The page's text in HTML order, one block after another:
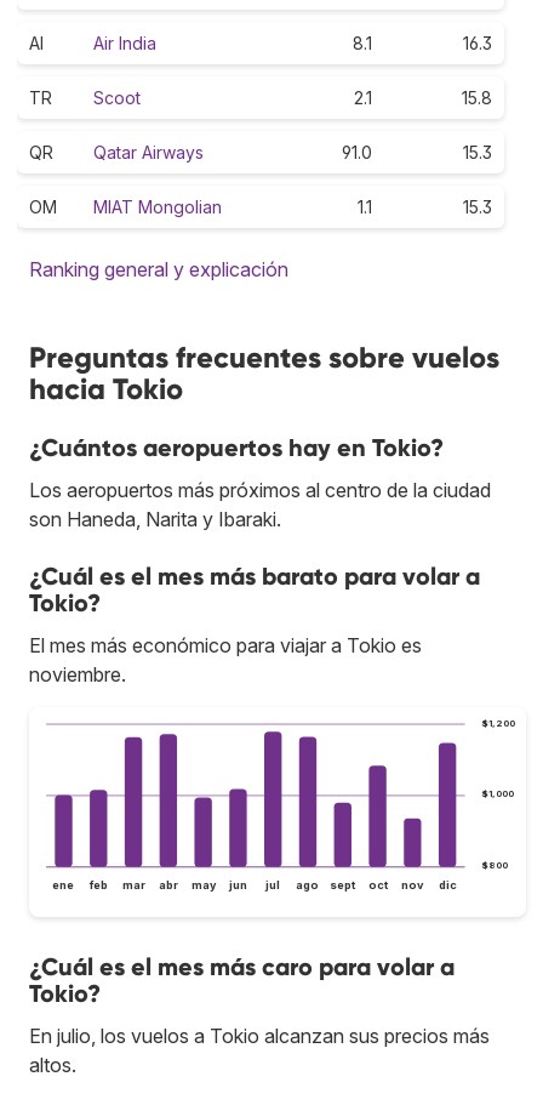
AI Air India 8.1 16.3
TR Scoot 2.1 15.8
QR Qatar Airways 91.0 15.3
OM MIAT Mongolian 1.1 15.3
Ranking general y explicación
Preguntas frecuentes sobre vuelos
hacia Tokio
¿Cuántos aeropuertos hay en Tokio?
Los aeropuertos más próximos al centro de la ciudad
son Haneda, Narita y Ibaraki.
¿Cuál es el mes más barato para volar a
Tokio?
El mes más económico para viajar a Tokio es
noviembre.
$800
$1,000
$1,200
ene feb mar abr may jun jul ago sept oct nov dic
¿Cuál es el mes más caro para volar a
Tokio?
En julio, los vuelos a Tokio alcanzan sus precios más
altos.